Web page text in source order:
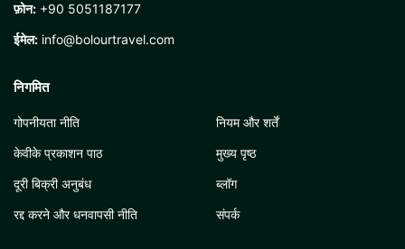
फ़ोन: +90 5051187177
ईमेल: info@bolourtravel.com
निगमित
गोपनीयता नीति
केवीके प्रकाशन पाठ
दूरी बिक्री अनुबंध
रद्द करने और धनवापसी नीति
नियम और शर्तें
मुख्य पृष्ठ
ब्लॉग
संपर्क